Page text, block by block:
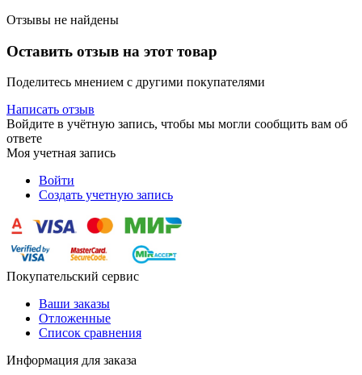
Отзывы не найдены
Оставить отзыв на этот товар
Поделитесь мнением с другими покупателями
Написать отзыв
Войдите в учётную запись, чтобы мы могли сообщить вам об
ответе
Моя учетная запись
Войти
Создать учетную запись
Покупательский сервис
Ваши заказы
Отложенные
Список сравнения
Информация для заказа